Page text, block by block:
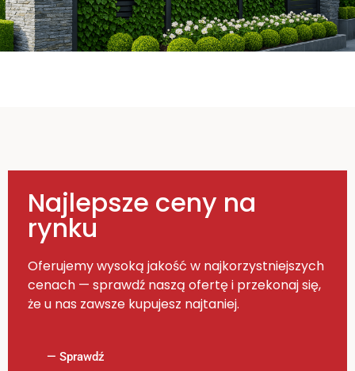
Najlepsze ceny na
rynku
Oferujemy wysoką jakość w najkorzystniejszych
cenach — sprawdź naszą ofertę i przekonaj się,
że u nas zawsze kupujesz najtaniej.
— Sprawdź